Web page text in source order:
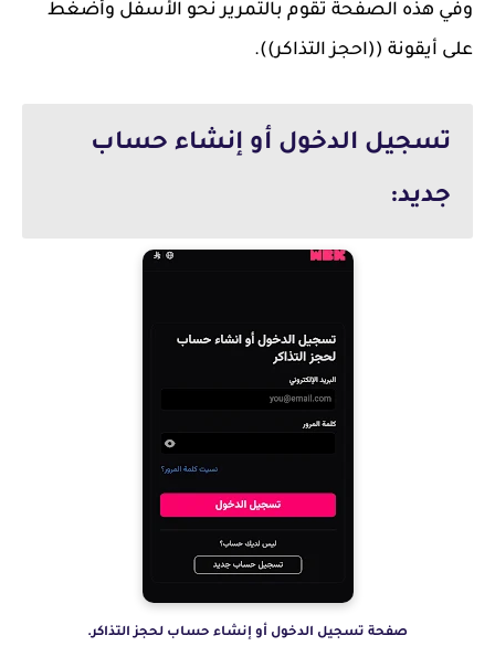
وفي هذه الصفحة تقوم بالتمرير نحو الأسفل وأضغط
على أيقونة ((احجز التذاكر)).
تسجيل الدخول أو إنشاء حساب
جديد:
صفحة تسجيل الدخول أو إنشاء حساب لحجز التذاكر.